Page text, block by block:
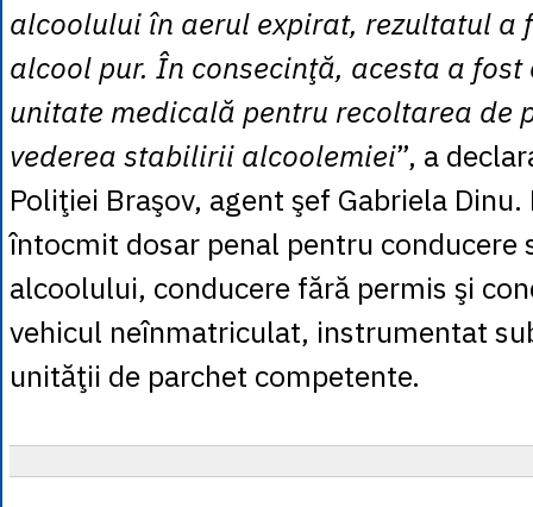
alcoolului în aerul expirat, rezultatul a
alcool pur. În consecinţă, acesta a fost
unitate medicală pentru recoltarea de
vederea stabilirii alcoolemiei”, a
Poliţiei Braşov, agent şef Gabriela
întocmit dosar penal pentru conducere
alcoolului, conducere fără permis şi
vehicul neînmatriculat, instrumentat
unităţii de parchet competente.